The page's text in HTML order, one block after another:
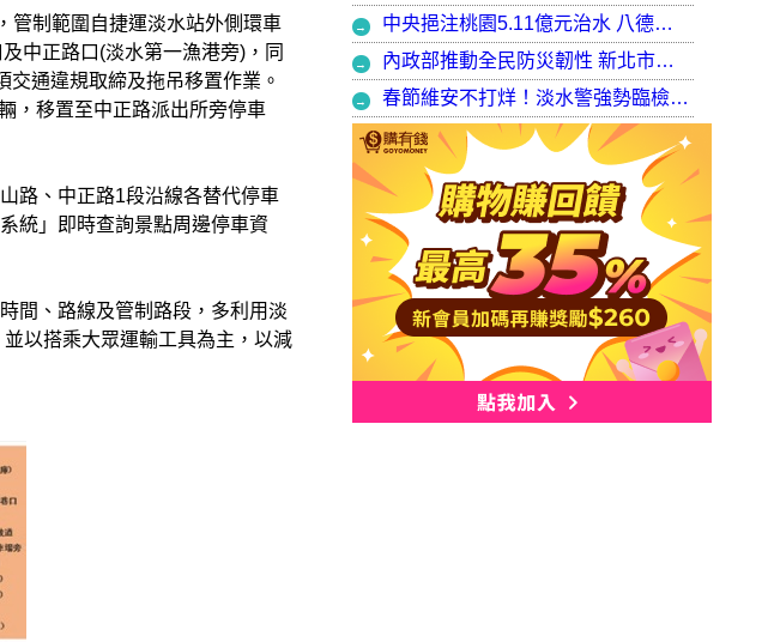
管制範圍自捷運淡水站外側環車
中正路口(淡水第一漁港旁)，同
通違規取締及拖吊移置作業。
，移置至中正路派出所旁停車
路、中正路1段沿線各替代停車
統」即時查詢景點周邊停車資
間、路線及管制路段，多利用淡
以搭乘大眾運輸工具為主，以減
中央挹注桃園5.11億元治水 八德區大仁滯洪池今啟用 守護龜山產業園區6千億產值 保障3.5萬居民安全
內政部推動全民防災韌性 新北市防災士培訓突破 2 萬人
春節維安不打烊！淡水警強勢臨檢掃蕩 封閉式路檢斷絕治安隱憂